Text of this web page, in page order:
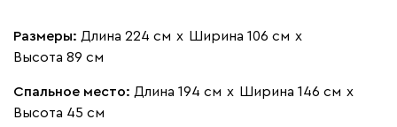
Вулли
Размеры: Длина 224 см х Ширина 106 см х
Высота 89 см
Спальное место: Длина 194 см х Ширина 146 см х
Высота 45 см